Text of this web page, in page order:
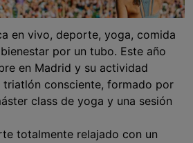
en vivo, deporte, yoga, comida
por un tubo. Este año
en Madrid y su actividad
triatlón consciente, formado por
class de yoga y una sesión
totalmente relajado con un